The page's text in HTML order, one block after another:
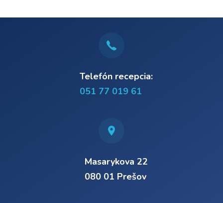
Telefón recepcia:
051 77 019 61
Masarykova 22
080 01 Prešov